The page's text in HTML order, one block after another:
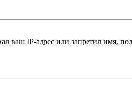
ваш IP-адрес или запретил имя,